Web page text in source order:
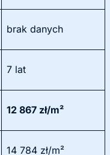
brak danych
7 lat
12 867 zł/m²
14 784 zł/m²